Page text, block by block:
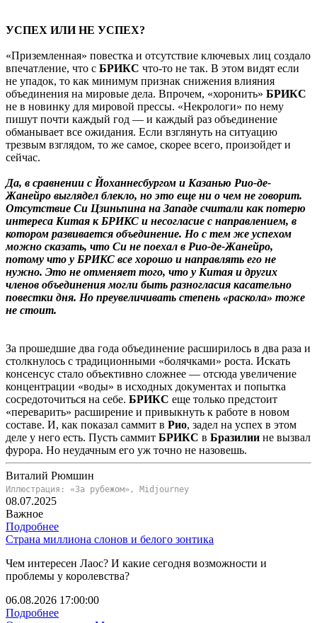
УСПЕХ ИЛИ НЕ УСПЕХ?
«Приземленная» повестка и отсутствие ключевых лиц создало
впечатление, что с БРИКС что-то не так. В этом видят если
не упадок, то как минимум признак снижения влияния
объединения на мировые дела. Впрочем, «хоронить» БРИКС
не в новинку для мировой прессы. «Некрологи» по нему
пишут почти каждый год — и каждый раз объединение
обманывает все ожидания. Если взглянуть на ситуацию
трезвым взглядом, то же самое, скорее всего, произойдет и
сейчас.
Да, в сравнении с Йоханнесбургом и Казанью Рио-де-
Жанейро выглядел блекло, но это еще ни о чем не говорит.
Отсутствие Си Цзиньпина на Западе считали как потерю
интереса Китая к БРИКС и несогласие с направлением, в
котором развивается объединение. Но с тем же успехом
можно сказать, что Си не поехал в Рио-де-Жанейро,
потому что у БРИКС все хорошо и направлять его не
нужно. Это не отменяет того, что у Китая и других
членов объединения могли быть разногласия касательно
повестки дня. Но преувеличивать степень «раскола» тоже
не стоит.
За прошедшие два года объединение расширилось в два раза и
столкнулось с традиционными «болячками» роста. Искать
консенсус стало объективно сложнее — отсюда увеличение
концентрации «воды» в исходных документах и попытка
сосредоточиться на себе. БРИКС еще только предстоит
«переварить» расширение и привыкнуть к работе в новом
составе. И, как показал саммит в Рио, задел на успех в этом
деле у него есть. Пусть саммит БРИКС в Бразилии не вызвал
фурора. Но неудачным его уж точно не назовешь.
Виталий Рюмшин
Иллюстрация: «За рубежом», Midjourney
08.07.2025
Важное
Подробнее
Страна миллиона слонов и белого зонтика
Чем интересен Лаос? И какие сегодня возможности и
проблемы у королевства?
06.08.2026 17:00:00
Подробнее